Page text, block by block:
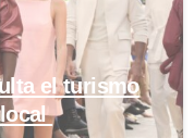
el turismo
local